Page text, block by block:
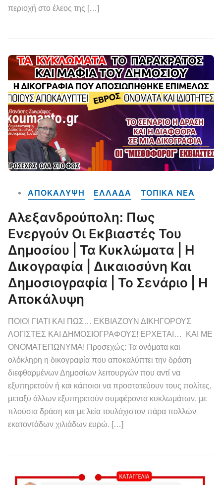
περιοχή στο έλεος της […]
ΑΠΟΚΑΛΥΨΗ ΕΛΛΑΔΑ ΤΟΠΙΚΑ NEA
Αλεξανδρούπολη: Πως
Ενεργούν Οι Εκβιαστές Του
Δημοσίου | Τα Κυκλώματα | Η
Δικογραφία | Δικαιοσύνη Και
Δημοσιογραφία | Το Σενάριο | Η
Αποκάλυψη
ΠΟΙΟΙ ΓΙΑΤΙ ΚΑΙ ΠΩΣ… ΕΚΒΙΑΖΟΥΝ ΔΙΚΗΓΟΡΟΥΣ
ΛΟΓΙΣΤΕΣ ΚΑΙ ΔΗΜΟΣΙΟΓΡΑΦΟΥΣ! ΕΡΧΕΤΑΙ… ΚΑΙ ΜΕ
ΟΝΟΜΑΤΕΠΩΝΥΜΑ! Προσεχώς: Τα ονόματα και
ολόκληρη η δικογραφία που αποκαλύπτει την δράση
διεφθαρμένων Δημοσίων λειτουργών που αντί να
εξυπηρετούν ή και κάποιοι να προστατεύουν τους πολίτες,
μεταξύ άλλων εξυπηρετούν συμφέροντα κυκλωμάτων, με
πλούσια δράση και με λεία τουλάχιστον πάρα πολλών
εκατοντάδων χιλιάδων ευρώ. […]